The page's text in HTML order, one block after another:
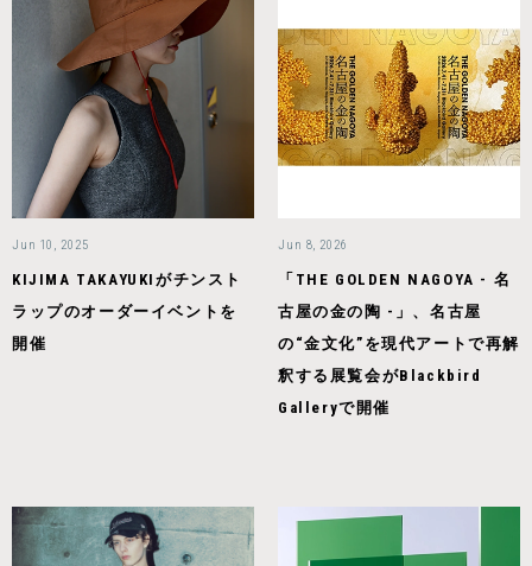
Jun 10, 2025
KIJIMA TAKAYUKIがチンスト
ラップのオーダーイベントを
開催
Jun 8, 2026
「THE GOLDEN NAGOYA - 名
古屋の金の陶 -」、名古屋
の“金文化”を現代アートで再解
釈する展覧会がBlackbird
Galleryで開催